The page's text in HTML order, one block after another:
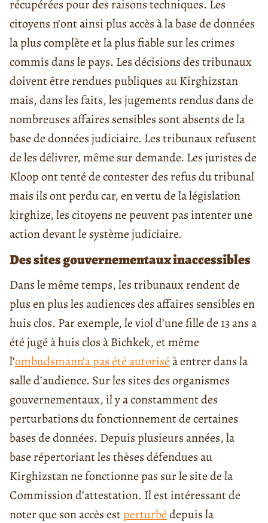
récupérées pour des raisons techniques. Les
citoyens n’ont ainsi plus accès à la base de données
la plus complète et la plus fiable sur les crimes
commis dans le pays. Les décisions des tribunaux
doivent être rendues publiques au Kirghizstan
mais, dans les faits, les jugements rendus dans de
nombreuses affaires sensibles sont absents de la
base de données judiciaire. Les tribunaux refusent
de les délivrer, même sur demande. Les juristes de
Kloop ont tenté de contester des refus du tribunal
mais ils ont perdu car, en vertu de la législation
kirghize, les citoyens ne peuvent pas intenter une
action devant le système judiciaire.
Des sites gouvernementaux inaccessibles
Dans le même temps, les tribunaux rendent de
plus en plus les audiences des affaires sensibles en
huis clos. Par exemple, le viol d’une fille de 13 ans a
été jugé à huis clos à Bichkek, et même
l’ombudsmann’a pas été autoriséà entrer dans la
salle d’audience. Sur les sites des organismes
gouvernementaux, il y a constamment des
perturbations du fonctionnement de certaines
bases de données. Depuis plusieurs années, la
base répertoriant les thèses défendues au
Kirghizstan ne fonctionne pas sur le site de la
Commission d’attestation. Il est intéressant de
noter que son accès estperturbédepuis la